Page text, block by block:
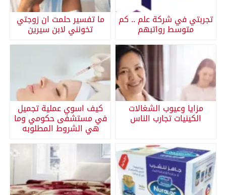
تجربتي في شركة علم .. كم
متوسط رواتبهم
ما تفسير حلمت ان زوجتي
تخونني لابن سيرين
مزايا وعيوب الشغالات
الكينيات تجارب الناس
كيف اسوي عملية تجميل
في مستشفى حكومي وما
هي الشروط المطلوبه